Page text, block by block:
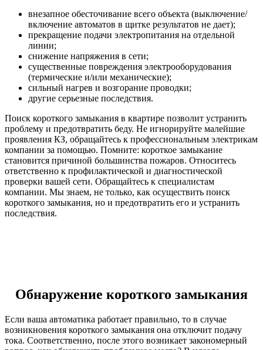
внезапное обесточивание всего объекта (выключение/
включение автоматов в щитке результатов не дает);
прекращение подачи электропитания на отдельной
линии;
снижение напряжения в сети;
существенные повреждения электрооборудования
(термические и/или механические);
сильный нагрев и возгорание проводки;
другие серьезные последствия.
Поиск короткого замыкания в квартире позволит устранить
проблему и предотвратить беду. Не игнорируйте малейшие
проявления КЗ, обращайтесь к профессиональным электрикам
компании за помощью. Помните: короткое замыкание
становится причиной большинства пожаров. Относитесь
ответственно к профилактической и диагностической
проверки вашей сети. Обращайтесь к специалистам
компании. Мы знаем, не только, как осуществить поиск
короткого замыкания, но и предотвратить его и устранить
последствия.
Обнаружение короткого замыкания
Если ваша автоматика работает правильно, то в случае
возникновения короткого замыкания она отключит подачу
тока. Соответственно, после этого возникает закономерный